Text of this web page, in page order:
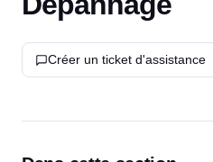
Créer un ticket d'assistance